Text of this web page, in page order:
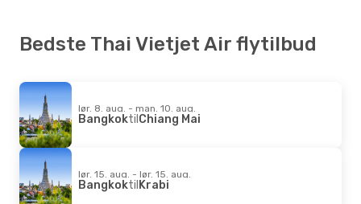
Bedste Thai Vietjet Air flytilbud
lør. 8. aug. - man. 10. aug.
BangkoktilChiang Mai
lør. 15. aug. - lør. 15. aug.
BangkoktilKrabi